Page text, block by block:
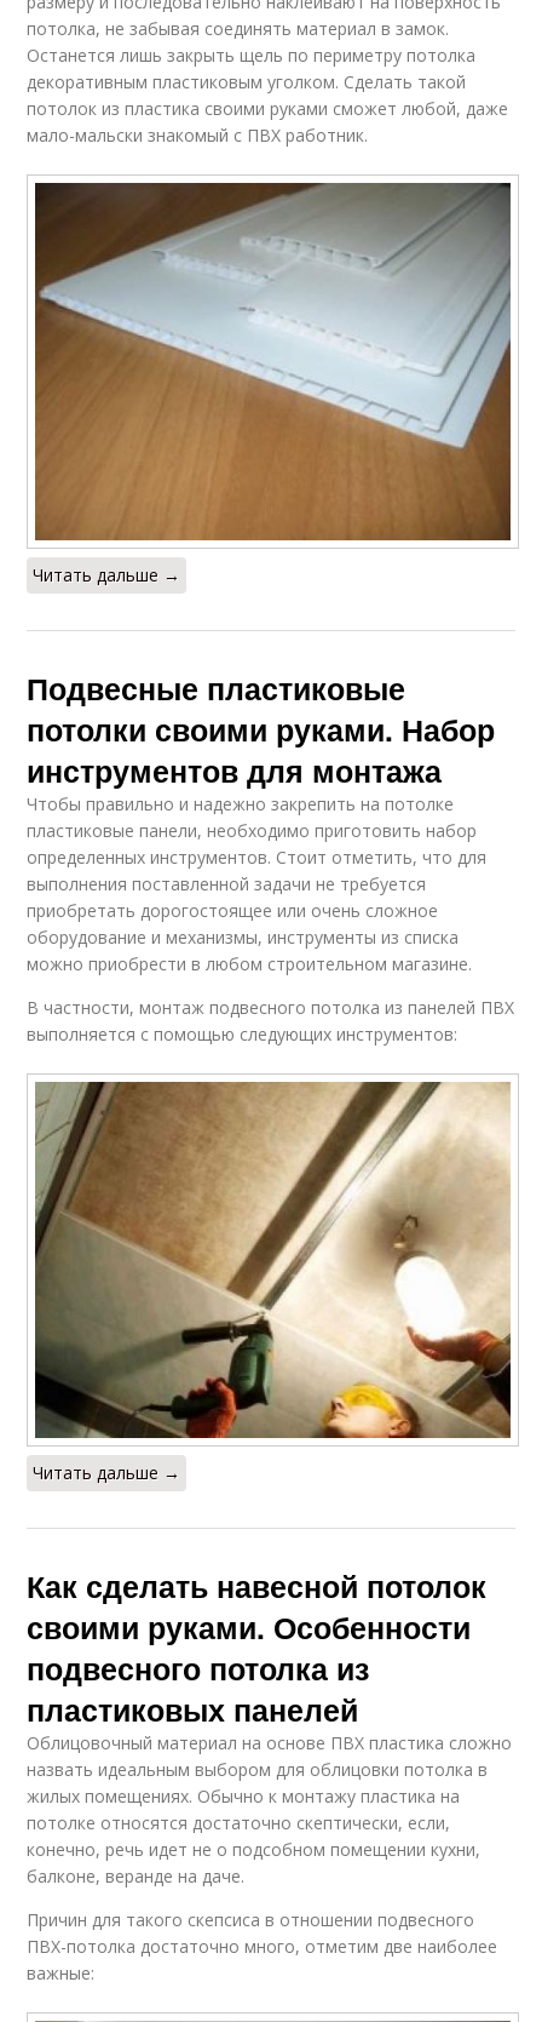
потолка, не забывая соединять материал в замок.
Останется лишь закрыть щель по периметру потолка
декоративным пластиковым уголком. Сделать такой
потолок из пластика своими руками сможет любой, даже
мало-мальски знакомый с ПВХ работник.
Читать дальше →
Подвесные пластиковые
потолки своими руками. Набор
инструментов для монтажа
Чтобы правильно и надежно закрепить на потолке
пластиковые панели, необходимо приготовить набор
определенных инструментов. Стоит отметить, что для
выполнения поставленной задачи не требуется
приобретать дорогостоящее или очень сложное
оборудование и механизмы, инструменты из списка
можно приобрести в любом строительном магазине.
В частности, монтаж подвесного потолка из панелей ПВХ
выполняется с помощью следующих инструментов:
Читать дальше →
Как сделать навесной потолок
своими руками. Особенности
подвесного потолка из
пластиковых панелей
Облицовочный материал на основе ПВХ пластика сложно
назвать идеальным выбором для облицовки потолка в
жилых помещениях. Обычно к монтажу пластика на
потолке относятся достаточно скептически, если,
конечно, речь идет не о подсобном помещении кухни,
балконе, веранде на даче.
Причин для такого скепсиса в отношении подвесного
ПВХ-потолка достаточно много, отметим две наиболее
важные: